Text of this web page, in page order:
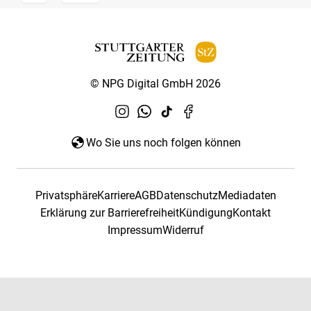
© NPG Digital GmbH 2026
Wo Sie uns noch folgen können
PrivatsphäreKarriereAGBDatenschutzMediadaten
Erklärung zur BarrierefreiheitKündigungKontakt
ImpressumWiderruf